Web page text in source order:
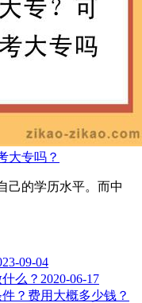
大专吗？
己的学历水平。而中
09-04
么？ 2020-06-17
？费用大概多少钱？